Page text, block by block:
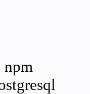
npm